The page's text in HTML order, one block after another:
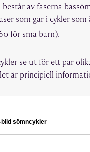
av faserna
som går i cykler som
för små barn).
se ut för ett par
är principiell
bild sömncykler